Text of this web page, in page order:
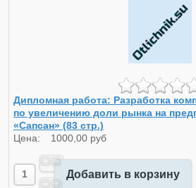
Дипломная работа: Разработка
по увеличению доли рынка на
«Сапсан» (83 стр.)
Цена: 1000,00 руб
Добавить в корзину